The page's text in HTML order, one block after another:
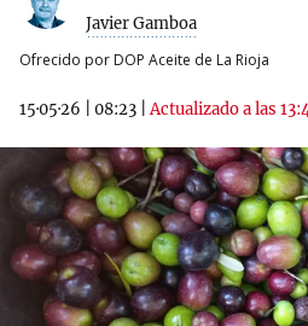
Javier Gamboa
Ofrecido por DOP Aceite de La Rioja
15·05·26 08:23 |Actualizado a las